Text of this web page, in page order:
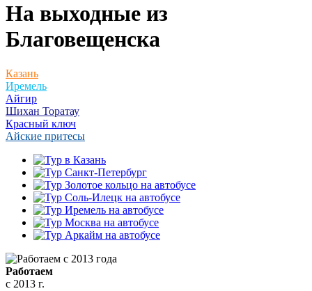
На выходные из
Благовещенска
Казань
Иремель
Айгир
Шихан Торатау
Красный ключ
Айские притесы
Работаем
с 2013 г.